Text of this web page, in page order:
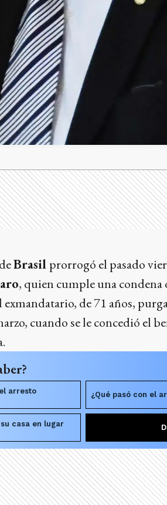
Brasil prorrogó el pasado
, quien cumple una condena
de 71 años,
cuando se le concedió el
arresto
¿Qué pasó con el
casa en lugar